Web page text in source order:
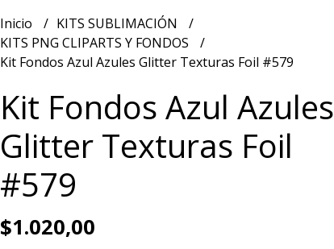
Inicio
KITS SUBLIMACIÓN
KITS PNG CLIPARTS Y FONDOS
Kit Fondos Azul Azules Glitter Texturas Foil #579
Kit Fondos Azul Azules
Glitter Texturas Foil
#579
$1.020,00